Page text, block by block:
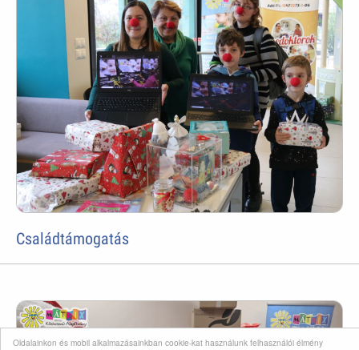
Oldalainkon és mobil alkalmazásainkban cookie-kat használunk felhasználói élmény
Családtámogatás